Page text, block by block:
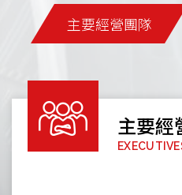
主要經營團隊
主要經
董事會
DIRECTORS